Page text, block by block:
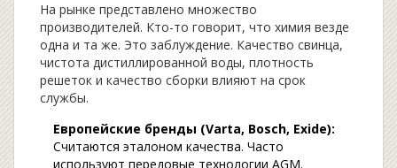
На рынке представлено множество
производителей. Кто-то говорит, что химия везде
одна и та же. Это заблуждение. Качество свинца,
чистота дистиллированной воды, плотность
решеток и качество сборки влияют на срок
службы.
Европейские бренды (Varta, Bosch, Exide):
Считаются эталоном качества. Часто
используют передовые технологии AGM.